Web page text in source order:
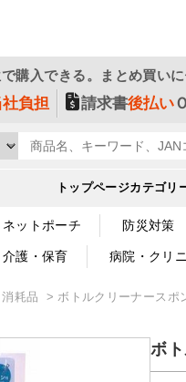
購入できる。まとめ買い
負担 請求書後払い
トップページカテゴリ
ネットポーチ 防災対策
介護・保育 病院・クリ
耗品 ボトルクリーナースポ
ボ